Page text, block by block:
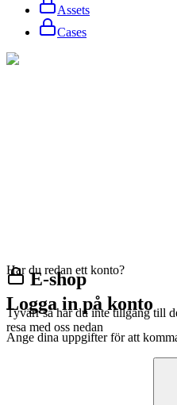
Assets
Cases
E-shop
Tyvärr så har du inte tillgång till
resa med oss nedan
Har du redan ett konto?
Logga in på konto
Ange dina uppgifter för att